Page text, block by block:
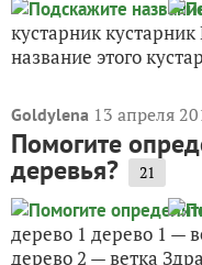
кустарник
название этого
Goldylena 13 апреля
Помогите
деревья? 21
дерево 1 дерево 1 —
дерево 2 — ветка